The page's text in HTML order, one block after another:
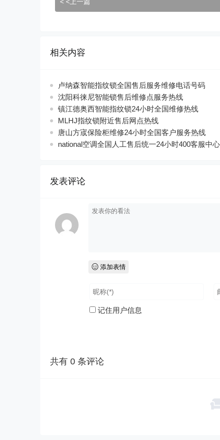
相关内容
卢纳森智能指纹锁全国售后服务维修电话号码
沈阳科徕尼智能锁售后维修点服务热线
镇江德奥西智能指纹锁24小时全国维修热线
MLHJ指纹锁附近售后网点热线
唐山方宬保险柜维修24小时全国客户服务热线
national空调全国人工售后统一24小时400客服中心
发表评论
添加表情
记住用户信息
共有 0 条评论